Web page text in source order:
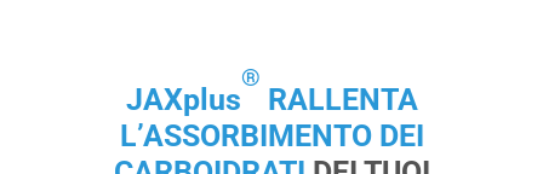
JAXplus
®
RALLENTA
L’ASSORBIMENTO DEI